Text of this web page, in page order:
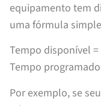
equipamento tem
uma fórmula
Tempo disponível
Tempo
Por exemplo, se